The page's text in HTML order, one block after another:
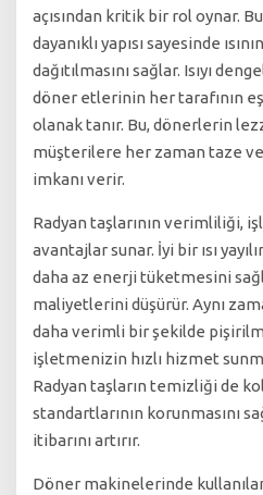
açısından kritik bir rol oynar.
dayanıklı yapısı sayesinde
dağıtılmasını sağlar. Isıyı
döner etlerinin her tarafının
olanak tanır. Bu, dönerlerin
müşterilere her zaman taze
imkanı verir.
Radyan taşlarının verimliliği,
avantajlar sunar. İyi bir ısı
daha az enerji tüketmesini
maliyetlerini düşürür. Aynı
daha verimli bir şekilde
işletmenizin hızlı hizmet
Radyan taşların temizliği de
standartlarının korunmasını
itibarını artırır.
Döner makinelerinde kullanılan